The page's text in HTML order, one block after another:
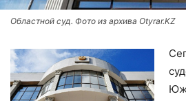
Областной суд. Фото из архива Otyrar.KZ